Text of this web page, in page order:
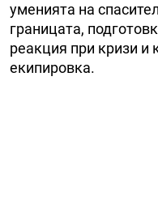
уменията на
границата,
реакция при кризи и
екипировка.